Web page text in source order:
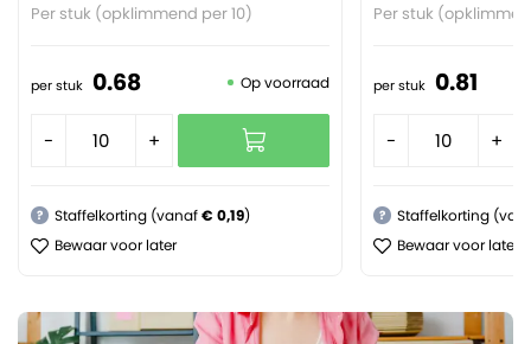
Per stuk (opklimmend per 10)
per stuk 0.68 Op voorraad
- +
? Staffelkorting (vanaf€ 0,19)
Bewaar voor later
Per stuk
per stuk 0.81
- +
?
Staffelkorting
Bewaar voor later